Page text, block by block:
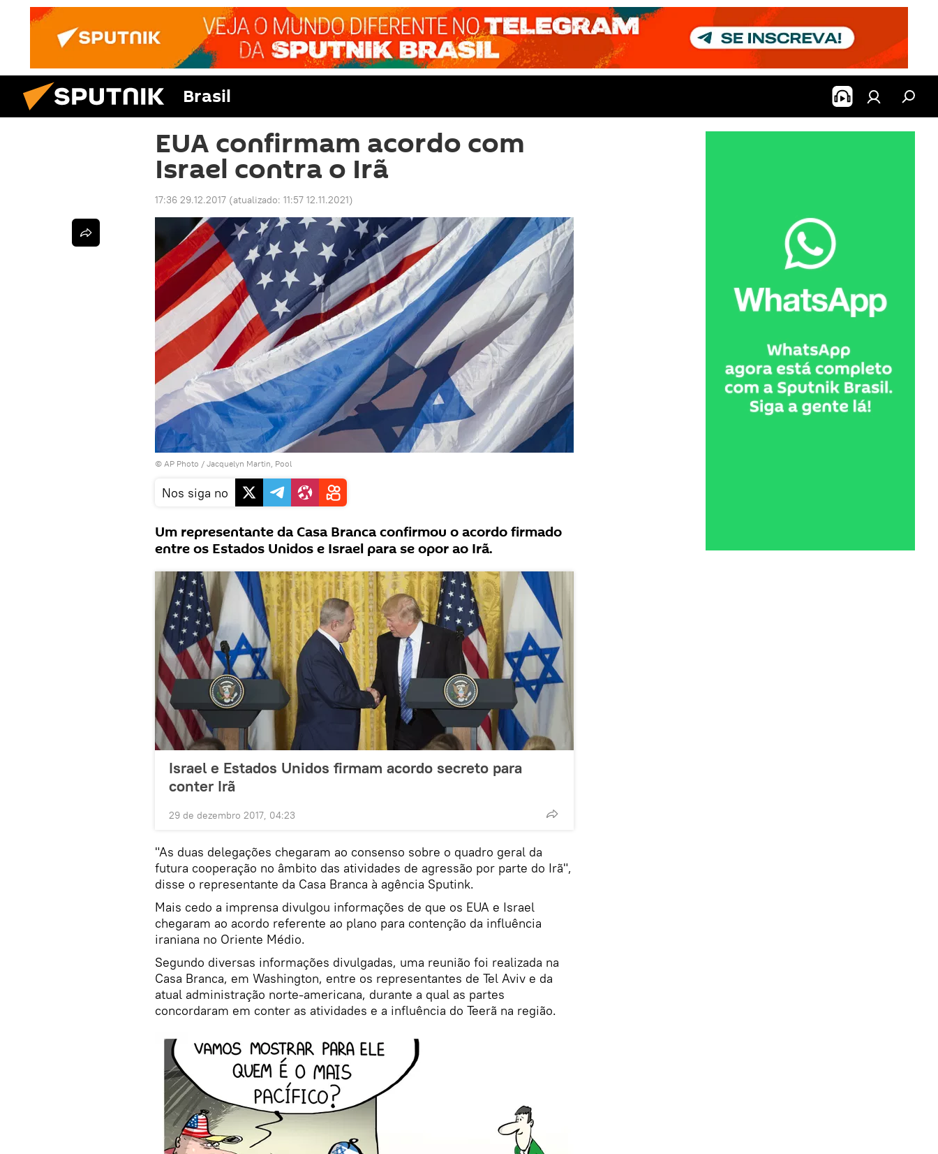
Brasil
EUA confirmam acordo com
Israel contra o Irã
17:36 29.12.2017 (atualizado: 11:57 12.11.2021)
© AP Photo / Jacquelyn Martin, Pool
Nos siga no
Um representante da Casa Branca confirmou o acordo firmado
entre os Estados Unidos e Israel para se opor ao Irã.
Israel e Estados Unidos firmam acordo secreto para
conter Irã
29 de dezembro 2017, 04:23
"As duas delegações chegaram ao consenso sobre o quadro geral da
futura cooperação no âmbito das atividades de agressão por parte do Irã",
disse o representante da Casa Branca à agência Sputink.
Mais cedo a imprensa divulgou informações de que os EUA e Israel
chegaram ao acordo referente ao plano para contenção da influência
iraniana no Oriente Médio.
Segundo diversas informações divulgadas, uma reunião foi realizada na
Casa Branca, em Washington, entre os representantes de Tel Aviv e da
atual administração norte-americana, durante a qual as partes
concordaram em conter as atividades e a influência do Teerã na região.